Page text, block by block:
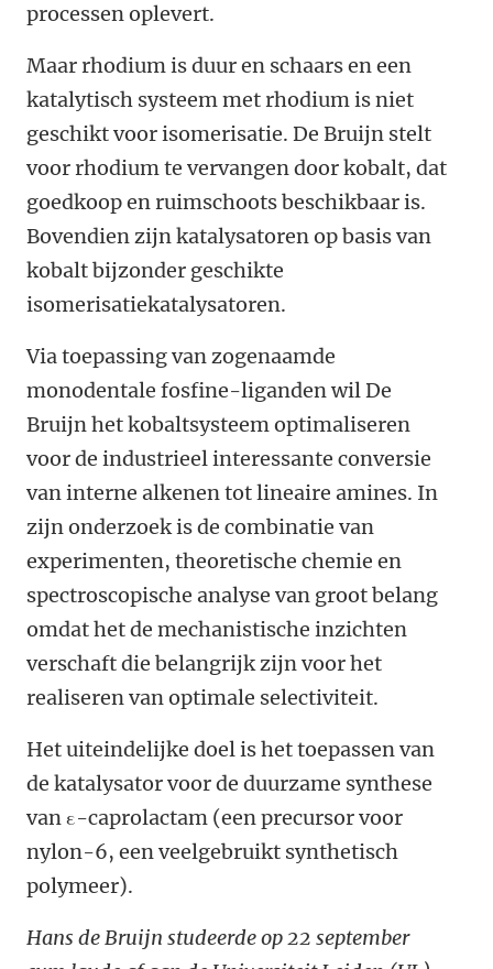
processen oplevert.
Maar rhodium is duur en schaars en een
katalytisch systeem met rhodium is niet
geschikt voor isomerisatie. De Bruijn stelt
voor rhodium te vervangen door kobalt, dat
goedkoop en ruimschoots beschikbaar is.
Bovendien zijn katalysatoren op basis van
kobalt bijzonder geschikte
isomerisatiekatalysatoren.
Via toepassing van zogenaamde
monodentale fosfine-liganden wil De
Bruijn het kobaltsysteem optimaliseren
voor de industrieel interessante conversie
van interne alkenen tot lineaire amines. In
zijn onderzoek is de combinatie van
experimenten, theoretische chemie en
spectroscopische analyse van groot belang
omdat het de mechanistische inzichten
verschaft die belangrijk zijn voor het
realiseren van optimale selectiviteit.
Het uiteindelijke doel is het toepassen van
de katalysator voor de duurzame synthese
van ε-caprolactam (een precursor voor
nylon-6, een veelgebruikt synthetisch
polymeer).
Hans de Bruijn studeerde op 22 september